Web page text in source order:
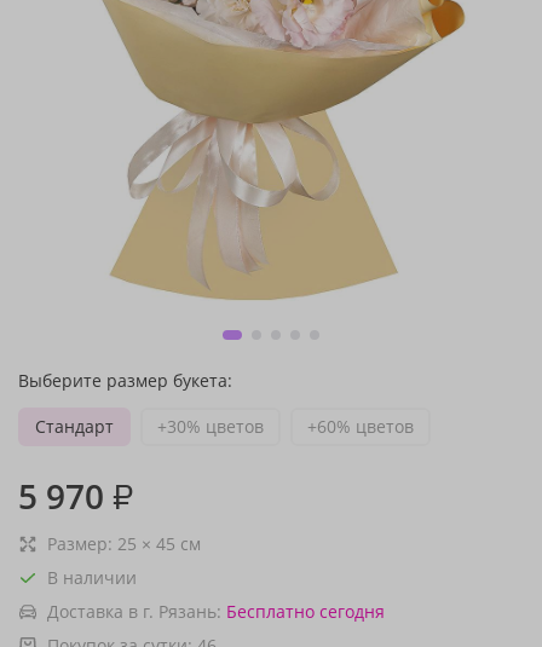
Выберите размер букета:
Стандарт
+30% цветов +60% цветов
5 970 ₽
Размер: 25 × 45 см
В наличии
Доставка в г. Рязань: Бесплатно сегодня